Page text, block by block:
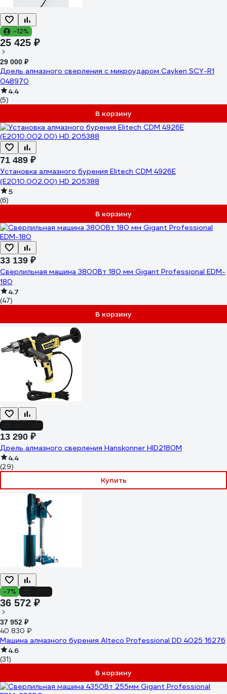
-12%
25 425 ₽
29 000 ₽
Дрель алмазного сверления c микроударом Cayken SCY-R1
048970
4.4
(5)
В корзину
71 489 ₽
Установка алмазного бурения Elitech CDM 4926E
(E2010.002.00) HD 205388
5
(6)
В корзину
33 139 ₽
Cверлильная машина 3800Вт 180 мм Gigant Professional EDM-
180
4.7
(47)
В корзину
13 290 ₽
Дрель алмазного сверления Hanskonner HID2180M
4.4
(29)
Купить
-7%
36 572 ₽
37 952 ₽
40 830 ₽
Машина алмазного бурения Alteco Professional DD 4025 16276
4.6
(31)
В корзину